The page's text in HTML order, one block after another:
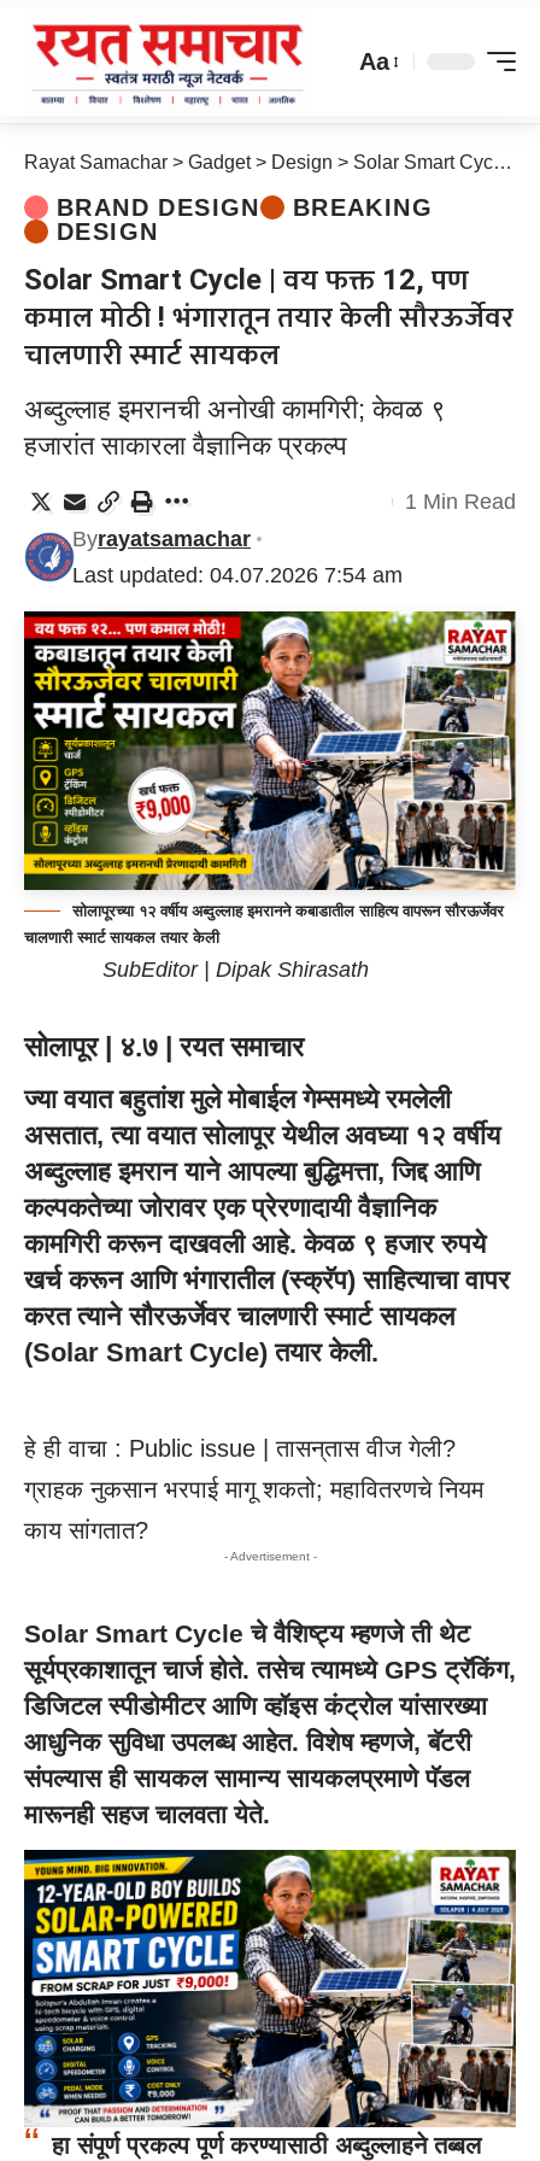
Aa
Rayat Samachar > Gadget> Design > Solar Smart Cycle | वय फक्त 12, पण कमाल मोठी ! भंगारातून तयार केली सौरऊर्जेवर चालणारी स्मार्ट सायकल
BRAND DESIGN
BREAKING
DESIGN
Solar Smart Cycle | वय फक्त 12, पण
कमाल मोठी ! भंगारातून तयार केली सौरऊर्जेवर
चालणारी स्मार्ट सायकल
अब्दुल्लाह इमरानची अनोखी कामगिरी; केवळ ९
हजारांत साकारला वैज्ञानिक प्रकल्प
Last updated: 04.07.2026 7:54 am
Byrayatsamachar
1 Min Read
सोलापूरच्या १२ वर्षीय अब्दुल्लाह इमरानने कबाडातील साहित्य वापरून सौरऊर्जेवर
चालणारी स्मार्ट सायकल तयार केली
SubEditor | Dipak Shirasath
सोलापूर | ४.७ | रयत समाचार
ज्या वयात बहुतांश मुले मोबाईल गेम्समध्ये रमलेली
असतात, त्या वयात सोलापूर येथील अवघ्या १२ वर्षीय
अब्दुल्लाह इमरान याने आपल्या बुद्धिमत्ता, जिद्द आणि
कल्पकतेच्या जोरावर एक प्रेरणादायी वैज्ञानिक
कामगिरी करून दाखवली आहे. केवळ ९ हजार रुपये
खर्च करून आणि भंगारातील (स्क्रॅप) साहित्याचा वापर
करत त्याने सौरऊर्जेवर चालणारी स्मार्ट सायकल
(Solar Smart Cycle) तयार केली.
हे ही वाचा : Public issue | तासन्‌तास वीज गेली?
ग्राहक नुकसान भरपाई मागू शकतो; महावितरणचे नियम
काय सांगतात?
- Advertisement -
Solar Smart Cycle चे वैशिष्ट्य म्हणजे ती थेट
सूर्यप्रकाशातून चार्ज होते. तसेच त्यामध्ये GPS ट्रॅकिंग,
डिजिटल स्पीडोमीटर आणि व्हॉइस कंट्रोल यांसारख्या
आधुनिक सुविधा उपलब्ध आहेत. विशेष म्हणजे, बॅटरी
संपल्यास ही सायकल सामान्य सायकलप्रमाणे पॅडल
मारूनही सहज चालवता येते.
हा संपूर्ण प्रकल्प पूर्ण करण्यासाठी अब्दुल्लाहने तब्बल